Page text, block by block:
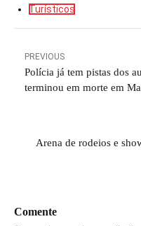
Turísticos
PREVIOUS
Polícia já tem pistas dos
terminou em morte em
Arena de rodeios e
Comente